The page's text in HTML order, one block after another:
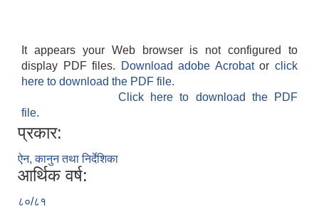
It appears your Web browser is not configured to
display PDF files.
Download adobe Acrobatorclick
here to download the PDF file.
Click here to download the PDF
file.
प्रकार:
ऐन, कानुन तथा निर्देशिका
आर्थिक वर्ष:
८०/८१